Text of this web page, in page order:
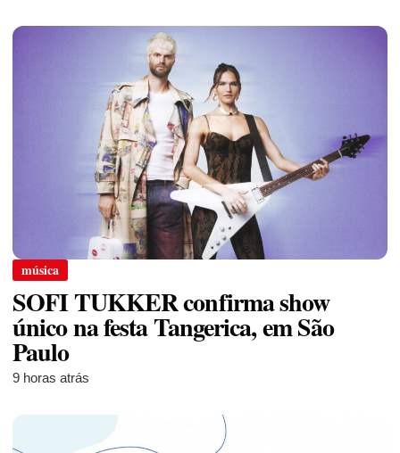
música
SOFI TUKKER confirma show
único na festa Tangerica, em São
Paulo
9 horas atrás